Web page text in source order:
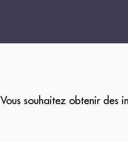
Vous souhaitez obtenir des